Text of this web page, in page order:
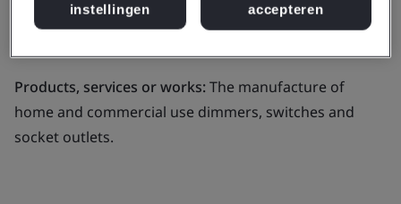
Business scope:
The manufacture of home and
Products, services or works:The manufacture of
home and commercial use dimmers, switches and
socket outlets.
instellingen
accepteren